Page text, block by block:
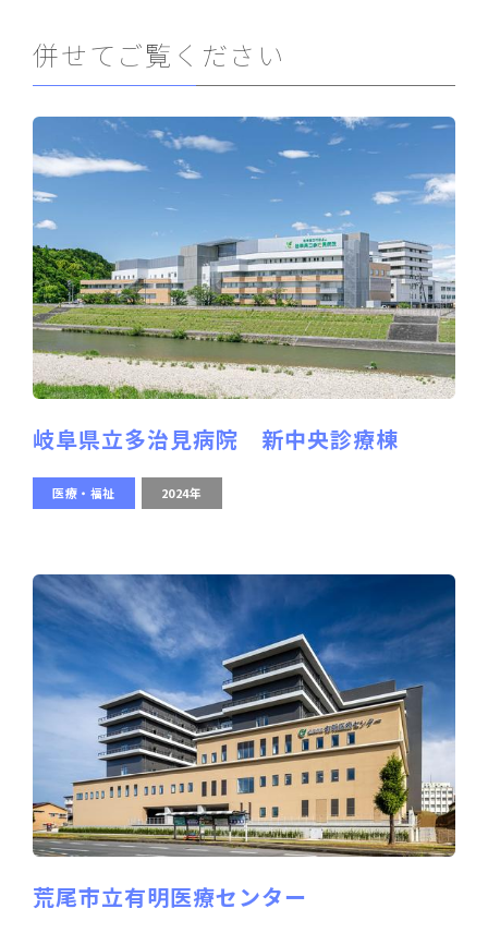
併せてご覧ください
岐阜県立多治見病院 新中央診療棟
医療・福祉 2024年
荒尾市立有明医療センター